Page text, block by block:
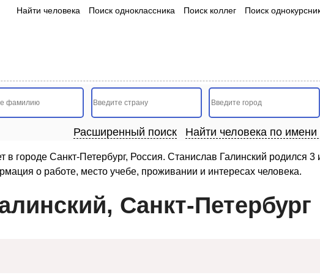
Найти человека Поиск одноклассника Поиск коллег Поиск
Расширенный поиск Найти человека по
в городе Санкт-Петербург, Россия. Станислав Галинский родился
о работе, место учебе, проживании и интересах человека.
Санкт-Петербург